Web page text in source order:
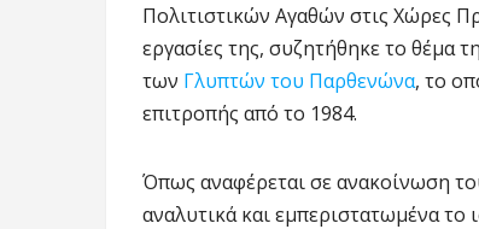
Πολιτιστικών Αγαθών στις Χώρες
εργασίες της, συζητήθηκε το θέμα
των Γλυπτών του Παρθενώνα, το
επιτροπής από το 1984.
Όπως αναφέρεται σε ανακοίνωση
αναλυτικά και εμπεριστατωμένα το